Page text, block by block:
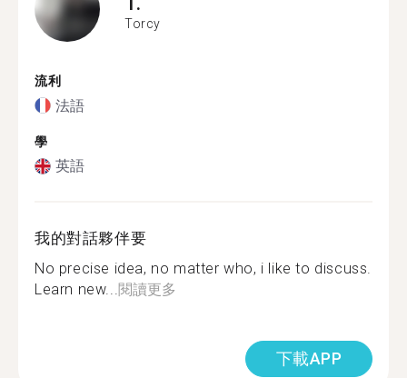
Torcy
流利
法語
學
英語
我的對話夥伴要
No precise idea, no matter who, i like to discuss.
Learn new...閱讀更多
下載APP